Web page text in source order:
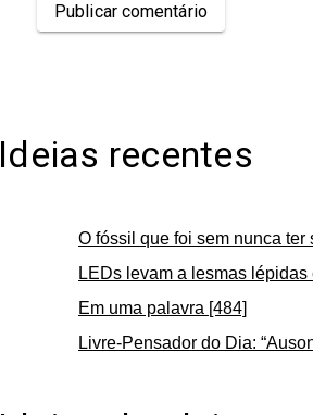
Publicar comentário
Ideias recentes
O fóssil que foi sem nunca ter
LEDs levam a lesmas lépidas
Em uma palavra [484]
Livre-Pensador do Dia: